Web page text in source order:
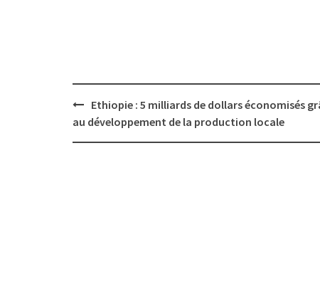
Post
navigation
Ethiopie : 5 milliards de dollars économisés
au développement de la production locale